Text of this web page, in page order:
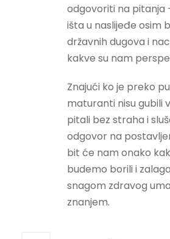
odgovoriti na pitanja
išta u naslijeđe osim
državnih dugova i
kakve su nam
Znajući ko je preko
maturanti nisu gubili
pitali bez straha i
odgovor na
bit će nam onako
budemo borili i
snagom zdravog
znanjem.